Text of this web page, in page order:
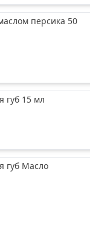
персика 50
губ 15 мл
губ Масло